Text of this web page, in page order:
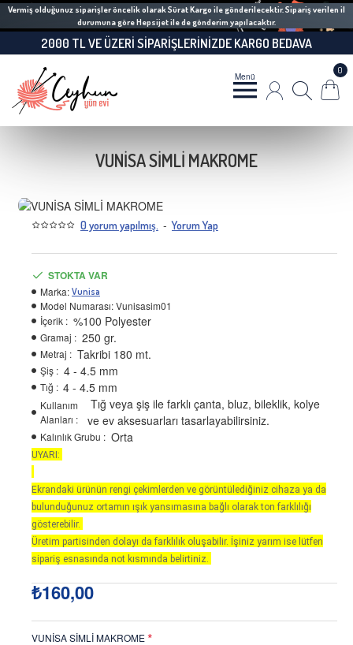
Vermiş olduğunuz siparişler öncelik olarak Sürat Kargo ile gönderilecektir. Sipariş verilen il
durumuna göre Hepsijet ile de gönderim yapılacaktır.
2000 TL VE ÜZERI SIPARIŞLERINIZDE KARGO BEDAVA
0
VUNİSA SİMLİ MAKROME
0 yorum yapılmış. - Yorum Yap
₺160,00
STOKTA VAR
Marka: Vunisa
Model Numarası:Vunisasim01
İçerik : %100 Polyester
Gramaj : 250 gr.
Metraj : Takribi 180 mt.
Şiş : 4 - 4.5 mm
Tığ : 4 - 4.5 mm
Kullanım
Alanları :
Tığ veya şiş ile farklı çanta, bluz, bileklik, kolye
ve ev aksesuarları tasarlayabilirsiniz.
Kalınlık Grubu : Orta
UYARI:
Ekrandaki ürünün rengi çekimlerden ve görüntülediğiniz cihaza ya da
bulunduğunuz ortamın ışık yansımasına bağlı olarak ton farklılığı
gösterebilir.
Üretim partisinden dolayı da farklılık oluşabilir. İşiniz yarım ise lütfen
sipariş esnasında not kısmında belirtiniz.
VUNİSA SİMLİ MAKROME